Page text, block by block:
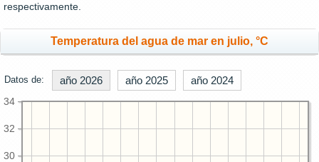
respectivamente.
Temperatura del agua de mar en julio, °C
Datos de: año 2026 año 2025 año 2024
30
32
34